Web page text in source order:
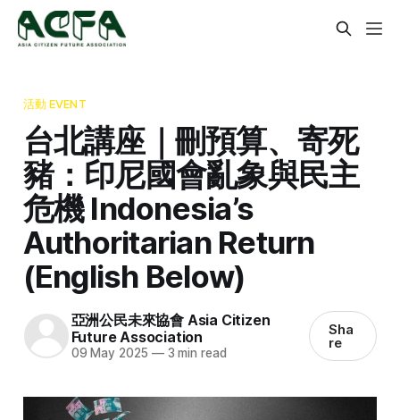
活動 EVENT
台北講座｜刪預算、寄死
豬：印尼國會亂象與民主
危機 Indonesia’s
Authoritarian Return
(English Below)
亞洲公民未來協會 Asia Citizen
Future Association
09 May 2025 —3 min read
Sha
re